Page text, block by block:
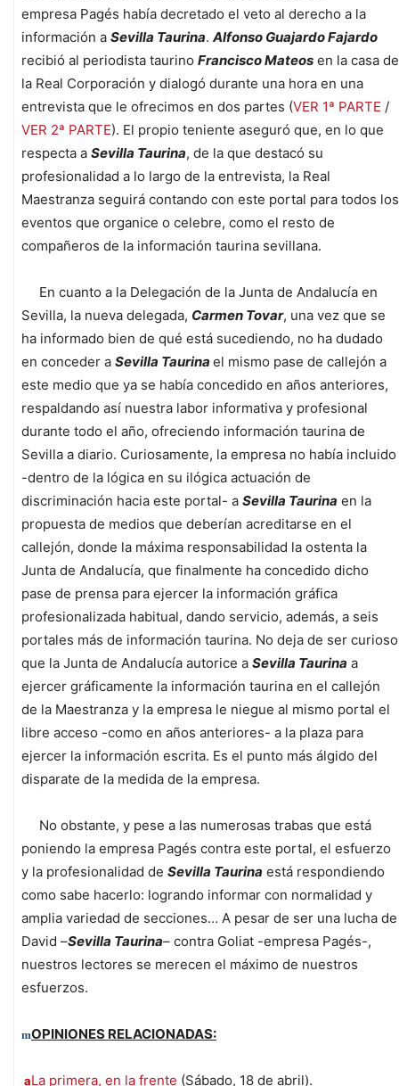
empresa Pagés había decretado el veto al derecho a la
información a Sevilla Taurina. Alfonso Guajardo Fajardo
recibió al periodista taurino Francisco Mateos en la casa de
la Real Corporación y dialogó durante una hora en una
entrevista que le ofrecimos en dos partes (VER 1ª PARTE /
VER 2ª PARTE). El propio teniente aseguró que, en lo que
respecta a Sevilla Taurina, de la que destacó su
profesionalidad a lo largo de la entrevista, la Real
Maestranza seguirá contando con este portal para todos los
eventos que organice o celebre, como el resto de
compañeros de la información taurina sevillana.
En cuanto a la Delegación de la Junta de Andalucía en
Sevilla, la nueva delegada, Carmen Tovar, una vez que se
ha informado bien de qué está sucediendo, no ha dudado
en conceder a Sevilla Taurina el mismo pase de callejón a
este medio que ya se había concedido en años anteriores,
respaldando así nuestra labor informativa y profesional
durante todo el año, ofreciendo información taurina de
Sevilla a diario. Curiosamente, la empresa no había incluido
-dentro de la lógica en su ilógica actuación de
discriminación hacia este portal- a Sevilla Taurina en la
propuesta de medios que deberían acreditarse en el
callejón, donde la máxima responsabilidad la ostenta la
Junta de Andalucía, que finalmente ha concedido dicho
pase de prensa para ejercer la información gráfica
profesionalizada habitual, dando servicio, además, a seis
portales más de información taurina. No deja de ser curioso
que la Junta de Andalucía autorice a Sevilla Taurina a
ejercer gráficamente la información taurina en el callejón
de la Maestranza y la empresa le niegue al mismo portal el
libre acceso -como en años anteriores- a la plaza para
ejercer la información escrita. Es el punto más álgido del
disparate de la medida de la empresa.
No obstante, y pese a las numerosas trabas que está
poniendo la empresa Pagés contra este portal, el esfuerzo
y la profesionalidad de Sevilla Taurina está respondiendo
como sabe hacerlo: logrando informar con normalidad y
amplia variedad de secciones… A pesar de ser una lucha de
David –Sevilla Taurina– contra Goliat -empresa Pagés-,
nuestros lectores se merecen el máximo de nuestros
esfuerzos.
mOPINIONES RELACIONADAS:
aLa primera, en la frente (Sábado, 18 de abril).